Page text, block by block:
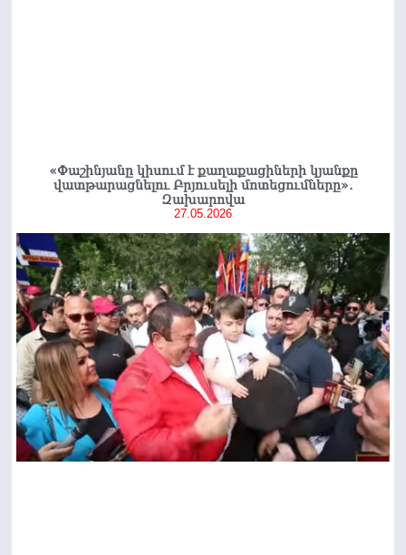
«Փաշինյանը կիսում է քաղաքացիների կյանքը
վատթարացնելու Բրյուսելի մոտեցումները»․
Զախարովա
27.05.2026